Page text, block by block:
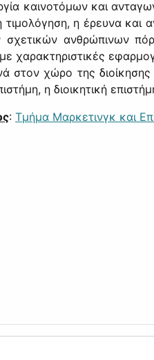
καινοτόμων και
τιμολόγηση, η έρευνα
σχετικών ανθρώπινων
χαρακτηριστικές
στον χώρο της διοίκησης
η διοικητική
: Τμήμα Μαρκετινγκ και